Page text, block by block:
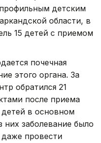
детским
области, в
15 детей с приемом
почечная
этого органа. За
обратился 21
после приема
детей в основном
них заболевание было
провести